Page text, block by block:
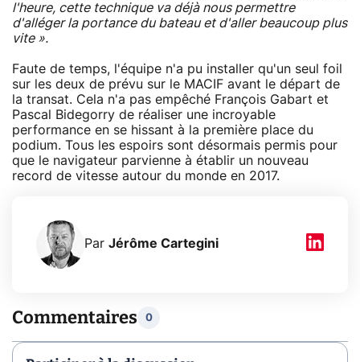
l'heure, cette technique va déjà nous permettre
d'alléger la portance du bateau et d'aller beaucoup plus
vite ».
Faute de temps, l'équipe n'a pu installer qu'un seul foil
sur les deux de prévu sur le MACIF avant le départ de
la transat. Cela n'a pas empêché François Gabart et
Pascal Bidegorry de réaliser une incroyable
performance en se hissant à la première place du
podium. Tous les espoirs sont désormais permis pour
que le navigateur parvienne à établir un nouveau
record de vitesse autour du monde en 2017.
Par Jérôme Cartegini
Commentaires 0